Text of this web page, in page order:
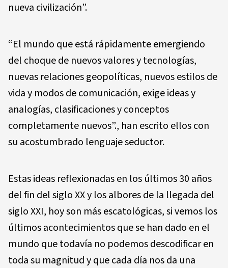
nueva civilización”.
“El mundo que está rápidamente emergiendo
del choque de nuevos valores y tecnologías,
nuevas relaciones geopolíticas, nuevos estilos de
vida y modos de comunicación, exige ideas y
analogías, clasificaciones y conceptos
completamente nuevos”., han escrito ellos con
su acostumbrado lenguaje seductor.
Estas ideas reflexionadas en los últimos 30 años
del fin del siglo XX y los albores de la llegada del
siglo XXI, hoy son más escatológicas, si vemos los
últimos acontecimientos que se han dado en el
mundo que todavía no podemos descodificar en
toda su magnitud y que cada día nos da una